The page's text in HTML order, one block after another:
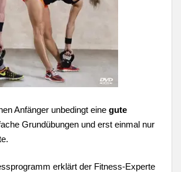
Anfänger unbedingt eine gute
Grundübungen und erst einmal nur
erklärt der Fitness-Experte